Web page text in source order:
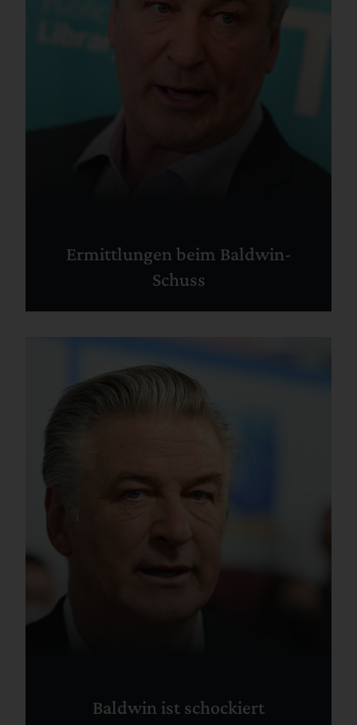
Ermittlungen beim Baldwin-
Schuss
Baldwin ist schockiert